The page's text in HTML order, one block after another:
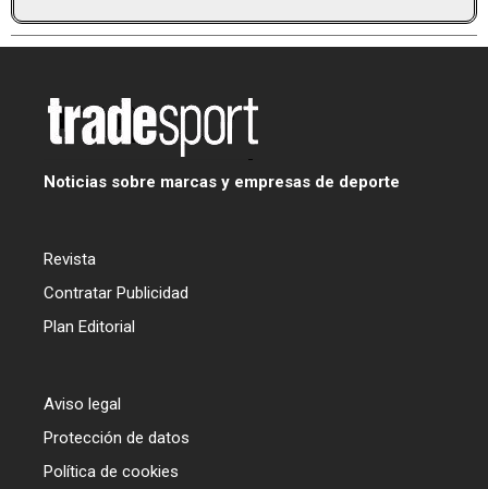
Noticias sobre marcas y empresas de deporte
Revista
Contratar Publicidad
Plan Editorial
Aviso legal
Protección de datos
Política de cookies